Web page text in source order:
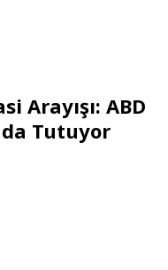
Arayışı: ABD
Tutuyor